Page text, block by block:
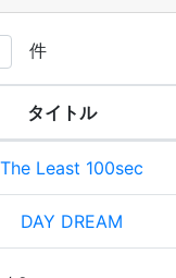
件
タイトル
The Least 100sec
DAY DREAM